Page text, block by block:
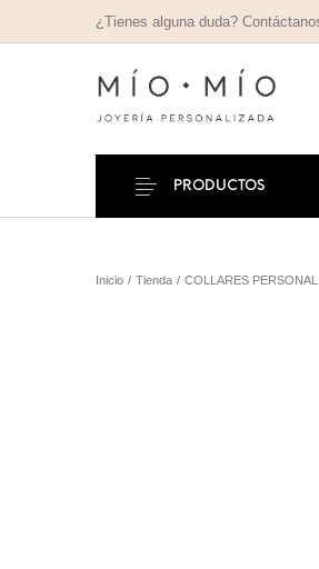
¿Tienes alguna duda?
PRODUCTOS
Inicio / Tienda / COLLARES